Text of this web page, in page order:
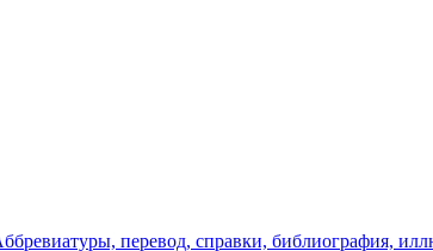
перевод, справки, библиография,